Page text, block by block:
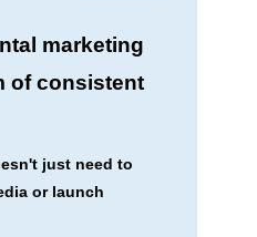
marketing
of consistent
just need to
or launch